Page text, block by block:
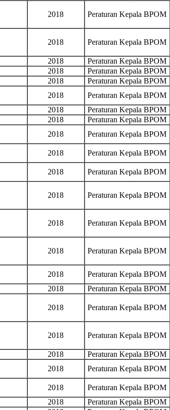
2018 Peraturan Kepala BPOM
2018 Peraturan Kepala BPOM
2018 Peraturan Kepala BPOM
2018 Peraturan Kepala BPOM
2018 Peraturan Kepala BPOM
2018 Peraturan Kepala BPOM
2018 Peraturan Kepala BPOM
2018 Peraturan Kepala BPOM
2018 Peraturan Kepala BPOM
2018 Peraturan Kepala BPOM
2018 Peraturan Kepala BPOM
2018 Peraturan Kepala BPOM
2018 Peraturan Kepala BPOM
2018 Peraturan Kepala BPOM
2018 Peraturan Kepala BPOM
2018 Peraturan Kepala BPOM
2018 Peraturan Kepala BPOM
2018 Peraturan Kepala BPOM
2018 Peraturan Kepala BPOM
2018 Peraturan Kepala BPOM
2018 Peraturan Kepala BPOM
2018 Peraturan Kepala BPOM